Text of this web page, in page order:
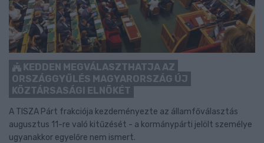
KEDDEN MEGVÁLASZTHATJA AZ
ORSZÁGGYŰLÉS MAGYARORSZÁG ÚJ
KÖZTÁRSASÁGI ELNÖKÉT
A TISZA Párt frakciója kezdeményezte az államfőválasztás
augusztus 11-re való kitűzését - a kormánypárti jelölt személye
ugyanakkor egyelőre nem ismert.